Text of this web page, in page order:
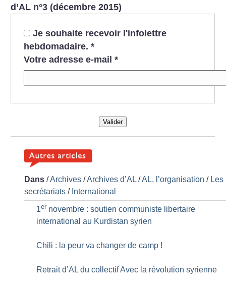
d’AL n°3 (décembre 2015)
Je souhaite recevoir l'infolettre
hebdomadaire. *
Votre adresse e-mail *
Valider
Dans /Archives /Archives d’AL /AL, l’organisation / Les
secrétariats / International
1er novembre : soutien communiste libertaire
international au Kurdistan syrien
Chili : la peur va changer de camp !
Retrait d’AL du collectif Avec la révolution syrienne